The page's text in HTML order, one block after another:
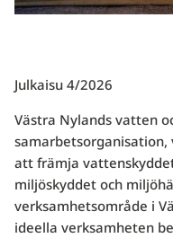
Julkaisu 4/2026
Västra Nylands vatten
att främja
miljöskyddet och
verksamhetsområde i
ideella verksamheten